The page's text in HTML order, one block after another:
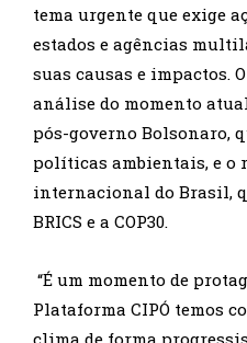
tema urgente que exige
estados e agências
suas causas e impactos.
análise do momento
pós-governo Bolsonaro,
políticas ambientais, e o
internacional do Brasil,
BRICS e a COP30.
“É um momento de
Plataforma CIPÓ temos
clima de forma